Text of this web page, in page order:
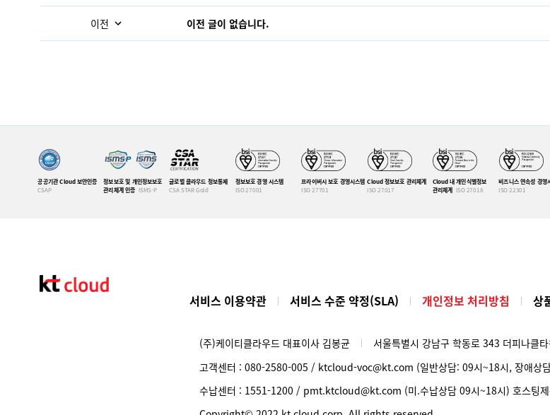
이전 이전 글이 없습니다.
공공기관 Cloud 보안인증
CSAP
정보보호 및 개인정보보호
관리체계 인증 ISMS-P
글로벌 클라우드 정보통제
CSA STAR Gold
정보보호 경영 시스템
ISO 27001
프라이버시 보호 경영시스템
ISO 27701
Cloud 정보보호 관리체계
ISO 27017
Cloud 내 개인식별정보
관리체계 ISO 27018
비즈니스 연속성 경영
ISO 22301
서비스 이용약관 서비스 수준 약정(SLA) 개인정보 처리방침 상
(주)케이티클라우드 대표이사 김봉균 서울특별시 강남구 학동로 343 더피나클타
고객센터 : 080-2580-005 / ktcloud-voc@kt.com (일반상담: 09시~18시, 장애상
수납센터 : 1551-1200 / pmt.ktcloud@kt.com (미.수납상담 09시~18시) 호스팅제